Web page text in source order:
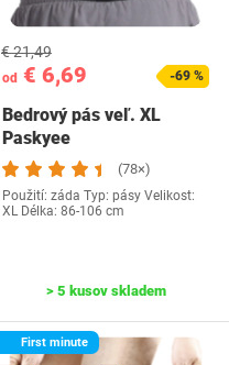
od € 6,69
€ 21,49
-69 %
Bedrový pás veľ. XL
Paskyee
(78×)
Použití: záda Typ: pásy Velikost:
XL Délka: 86-106 cm
> 5 kusov skladem
First minute